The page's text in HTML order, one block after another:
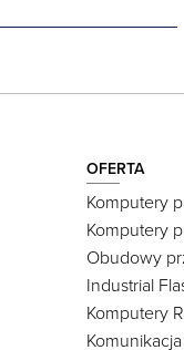
OFERTA
Komputery
Komputery
Obudowy
Industrial
Komputery